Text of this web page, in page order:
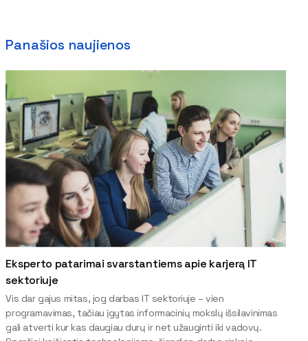
Panašios naujienos
Eksperto patarimai svarstantiems apie karjerą IT
sektoriuje
Vis dar gajus mitas, jog darbas IT sektoriuje – vien
programavimas, tačiau įgytas informacinių mokslų išsilavinimas
gali atverti kur kas daugiau durų ir net užauginti iki vadovų.